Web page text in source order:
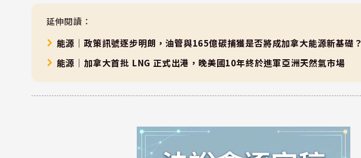
延伸閱讀：
能源｜政策訊號逐步明朗，油管與165億碳捕獲是否將成加拿大能源新基礎？
能源｜加拿大首批 LNG 正式出港，晚美國10年終於進軍亞洲天然氣市場